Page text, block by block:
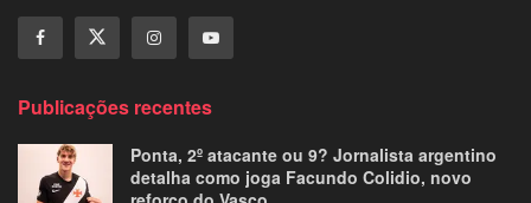
Publicações recentes
Ponta, 2º atacante ou 9? Jornalista argentino
detalha como joga Facundo Colidio, novo